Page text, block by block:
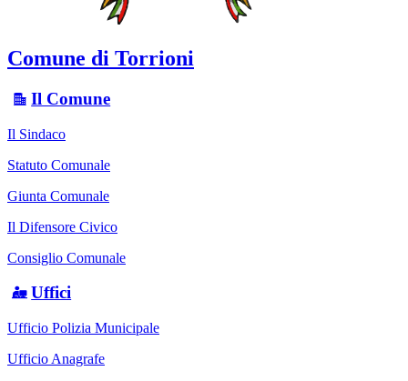
Comune di Torrioni
Il Comune
Il Sindaco
Statuto Comunale
Giunta Comunale
Il Difensore Civico
Consiglio Comunale
Uffici
Ufficio Polizia Municipale
Ufficio Anagrafe